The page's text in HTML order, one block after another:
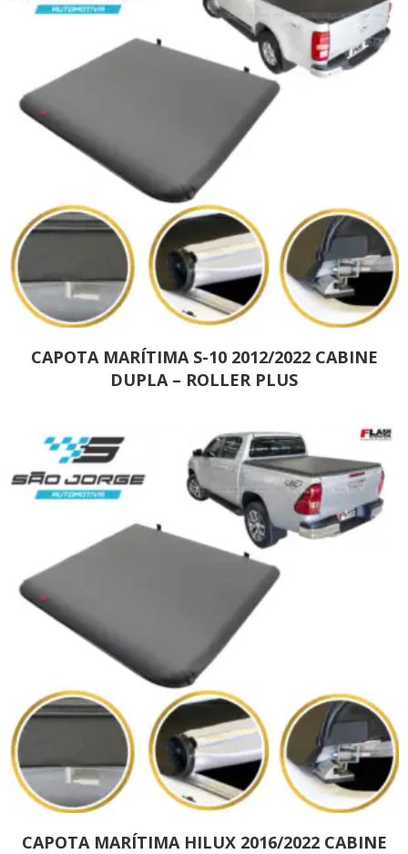
CAPOTA MARÍTIMA S-10 2012/2022 CABINE
DUPLA – ROLLER PLUS
CAPOTA MARÍTIMA HILUX 2016/2022 CABINE